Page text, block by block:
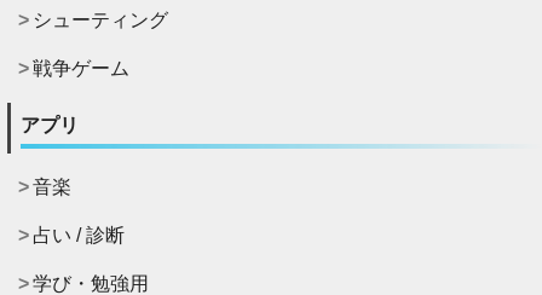
シューティング
戦争ゲーム
アプリ
音楽
占い / 診断
学び・勉強用